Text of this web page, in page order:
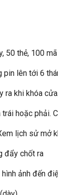
50 thẻ, 100
lên tới 6
khi khóa
hoặc phải.
lịch sử mở
đẩy chốt ra
ảnh đến